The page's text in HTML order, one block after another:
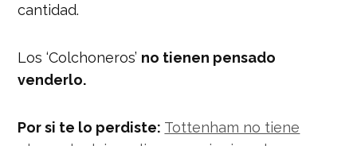
cantidad.
Los ‘Colchoneros’ no tienen pensado
venderlo.
Por si te lo perdiste: Tottenham no tiene